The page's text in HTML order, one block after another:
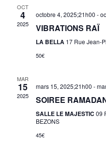
OCT
4
2025
octobre 4, 2025;21h00 -
VIBRATIONS RAÏ
LA BELLA 17 Rue Jean-
50€
MAR
15
2025
mars 15, 2025;21h00 -
SOIREE
SALLE LE MAJESTIC 09
BEZONS
45€